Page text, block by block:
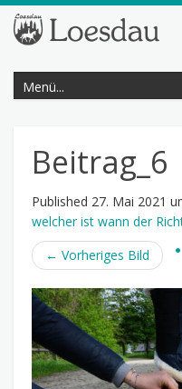
Beitrag_6
Published 27. Mai 2021
welcher ist wann der
← Vorheriges Bild